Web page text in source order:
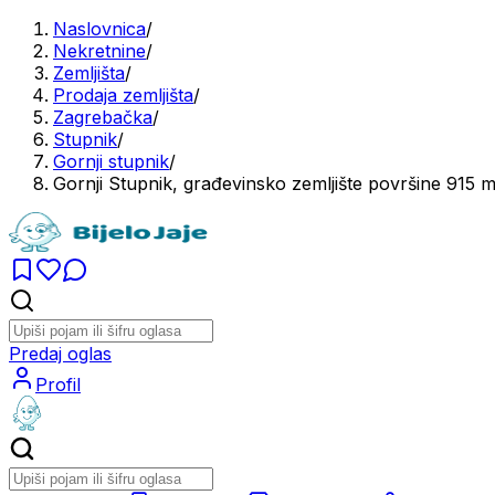
Naslovnica/
Nekretnine/
Zemljišta/
Prodaja zemljišta/
Zagrebačka/
Stupnik/
Gornji stupnik/
Gornji Stupnik, građevinsko zemljište površine 915
Predaj oglas
Profil